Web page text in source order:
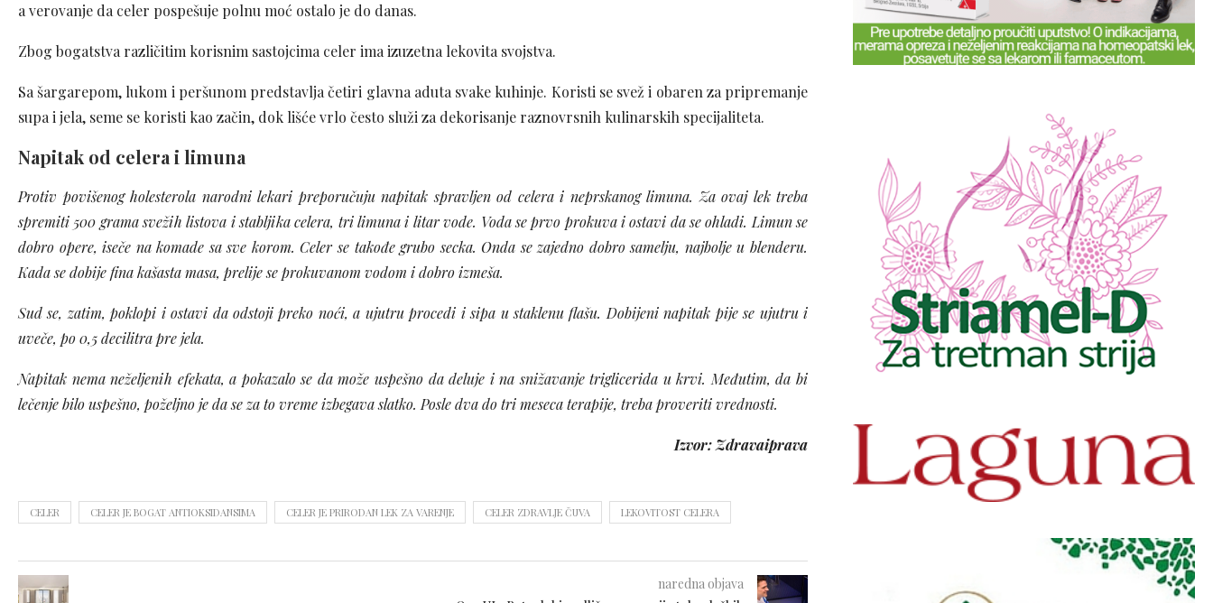
a verovanje da celer pospešuje polnu moć ostalo je do danas.
Zbog bogatstva različitim korisnim sastojcima celer ima izuzetna lekovita svojstva.
Sa šargarepom, lukom i peršunom predstavlja četiri glavna aduta svake kuhinje. Koristi se svež i obaren za pripremanje
supa i jela, seme se koristi kao začin, dok lišće vrlo često služi za dekorisanje raznovrsnih kulinarskih specijaliteta.
Napitak od celera i limuna
Protiv povišenog holesterola narodni lekari preporučuju napitak spravljen od celera i neprskanog limuna. Za ovaj lek treba
spremiti 500 grama svežih listova i stabljika celera, tri limuna i litar vode. Voda se prvo prokuva i ostavi da se ohladi. Limun se
dobro opere, iseče na komade sa sve korom. Celer se takođe grubo secka. Onda se zajedno dobro samelju, najbolje u blenderu.
Kada se dobije fina kašasta masa, prelije se prokuvanom vodom i dobro izmeša.
Sud se, zatim, poklopi i ostavi da odstoji preko noći, a ujutru procedi i sipa u staklenu flašu. Dobijeni napitak pije se ujutru i
uveče, po 0,5 decilitra pre jela.
Napitak nema neželjenih efekata, a pokazalo se da može uspešno da deluje i na snižavanje triglicerida u krvi. Međutim, da bi
lečenje bilo uspešno, poželjno je da se za to vreme izbegava slatko. Posle dva do tri meseca terapije, treba proveriti vrednosti.
Izvor: Zdravaiprava
CELER CELER JE BOGAT ANTIOKSIDANSIMA CELER JE PRIRODAN LEK ZA VARENJE CELER ZDRAVLJE ČUVA LEKOVITOST CELERA
naredna objava